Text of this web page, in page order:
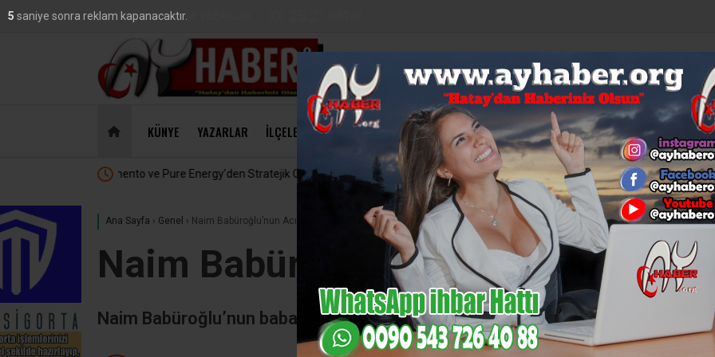
VİDEOGALERİ
47,18
%0,04
53,92 %-0,116,085 %-0,12
BİST
14,133 %1,09$64.647
%0,44
KÜNYE YAZARLAR İLÇELER EKONOMI GÜNCEL
KÜLTÜR-
SANAT
MAGAZIN SAĞLIK SIYASET
MasterChef’te Hatay Rüzgarı : İskenderun’un Gurur Tablosu:
DOLAR: 47,18 EURO: 53,92
Ana Sayfa › Genel › Naim Babüroğlu’nun Acı Günü
Naim Babüroğlu’nun Acı Günü
Naim Babüroğlu’nun babası Mehmet Babüroğlu hayata gözlerini yumdu.
4 saniye sonra reklam kapanacaktır.